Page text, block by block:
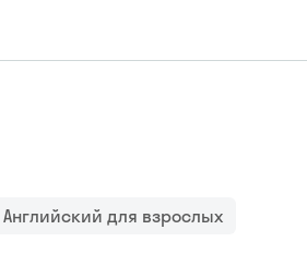
Английский для взрослых